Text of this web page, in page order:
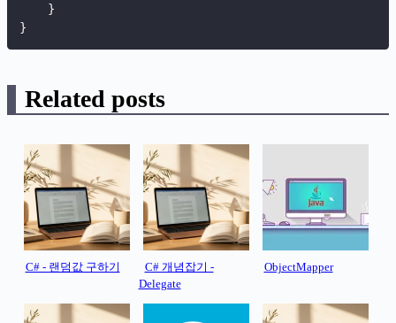
}
}
Related posts
C# - 랜덤값 구하기
C# 개념잡기 -
Delegate
ObjectMapper